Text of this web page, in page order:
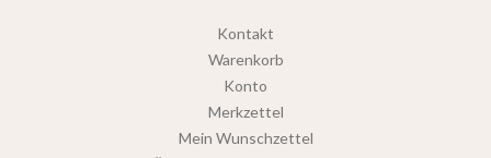
Kontakt
Warenkorb
Konto
Merkzettel
Mein Wunschzettel